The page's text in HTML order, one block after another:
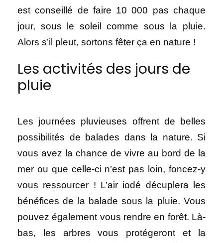
est conseillé de faire 10 000 pas chaque
jour, sous le soleil comme sous la pluie.
Alors s’il pleut, sortons fêter ça en nature !
Les activités des jours de
pluie
Les journées pluvieuses offrent de belles
possibilités de balades dans la nature. Si
vous avez la chance de vivre au bord de la
mer ou que celle-ci n’est pas loin, foncez-y
vous ressourcer ! L’air iodé décuplera les
bénéfices de la balade sous la pluie. Vous
pouvez également vous rendre en forêt. Là-
bas, les arbres vous protégeront et la